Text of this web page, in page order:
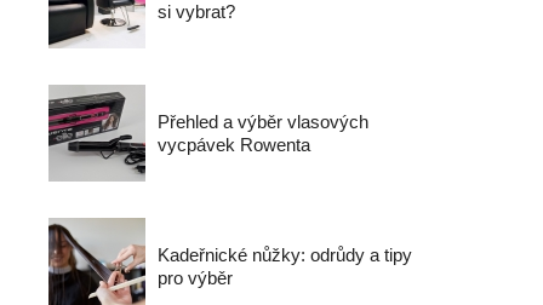
si vybrat?
Přehled a výběr vlasových
vycpávek Rowenta
Kadeřnické nůžky: odrůdy a tipy
pro výběr